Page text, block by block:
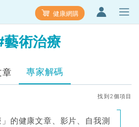
健康網購
藝術治療
章 專家解碼
找到2個項目
的健康文章、影片、自我測